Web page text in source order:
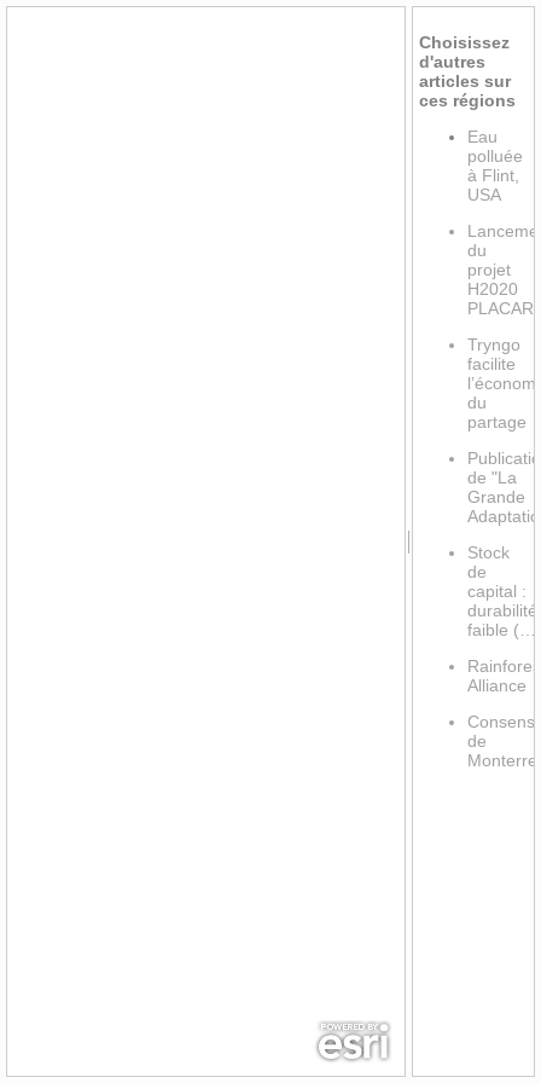
Choisissez
d'autres
articles sur
ces régions
Eau
polluée
à Flint,
USA
du
projet
H2020
Tryngo
facilite
du
partage
de "La
Grande
Stock
de
capital :
durabilité
faible (…)
Alliance
de